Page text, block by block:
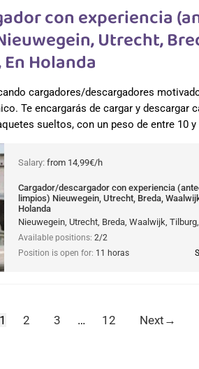
con experiencia
Utrecht,
Holanda
cargadores/descargadores
Te encargarás de cargar y descargar
sueltos, con un peso de entre 10 y
Salary: from 14,99€/h
Cargador/descargador con experiencia
limpios) Nieuwegein, Utrecht, Breda,
Holanda
Nieuwegein, Utrecht, Breda, Waalwijk,
Available positions: 2/2
Position is open for: 11 horas
1 2 3 … 12 Next →